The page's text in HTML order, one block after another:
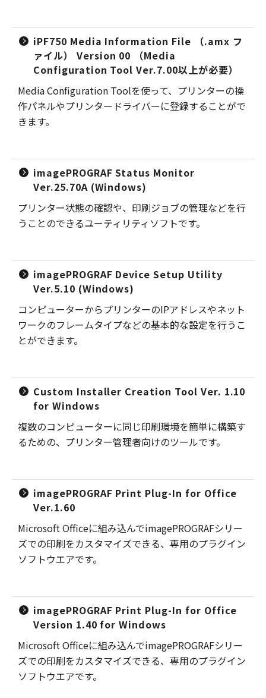
iPF750 Media Information File （.amx フ
ァイル） Version 00 （Media
Configuration Tool Ver.7.00以上が必要）
Media Configuration Toolを使って、プリンターの操
作パネルやプリンタードライバーに登録することがで
きます。
imagePROGRAF Status Monitor
Ver.25.70A (Windows)
プリンター状態の確認や、印刷ジョブの管理などを行
うことのできるユーティリティソフトです。
imagePROGRAF Device Setup Utility
Ver.5.10 (Windows)
コンピューターからプリンターのIPアドレスやネット
ワークのフレームタイプなどの基本的な設定を行うこ
とができます。
Custom Installer Creation Tool Ver. 1.10
for Windows
複数のコンピューターに同じ印刷環境を簡単に構築す
るための、プリンター管理者向けのツールです。
imagePROGRAF Print Plug-In for Office
Ver.1.60
Microsoft Officeに組み込んでimagePROGRAFシリー
ズでの印刷をカスタマイズできる、専用のプラグイン
ソフトウエアです。
imagePROGRAF Print Plug-In for Office
Version 1.40 for Windows
Microsoft Officeに組み込んでimagePROGRAFシリー
ズでの印刷をカスタマイズできる、専用のプラグイン
ソフトウエアです。